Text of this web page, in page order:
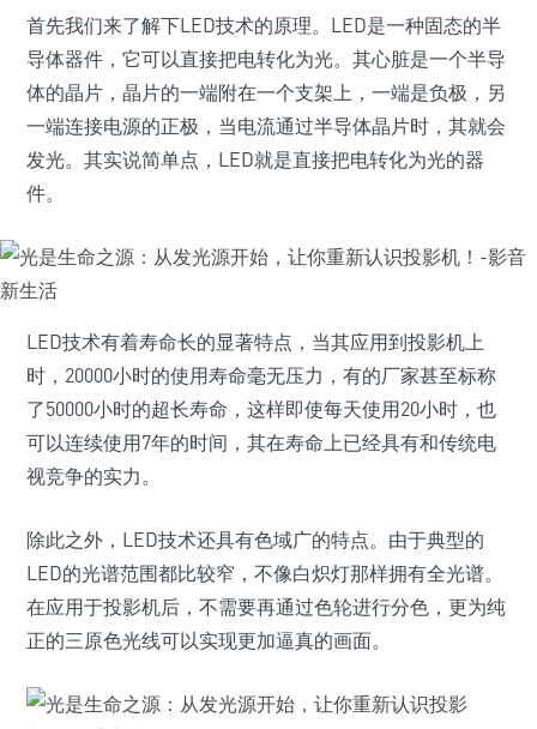
首先我们来了解下LED技术的原理。LED是一种固态的半
导体器件，它可以直接把电转化为光。其心脏是一个半导
体的晶片，晶片的一端附在一个支架上，一端是负极，另
一端连接电源的正极，当电流通过半导体晶片时，其就会
发光。其实说简单点，LED就是直接把电转化为光的器
件。
LED技术有着寿命长的显著特点，当其应用到投影机上
时，20000小时的使用寿命毫无压力，有的厂家甚至标称
了50000小时的超长寿命，这样即使每天使用20小时，也
可以连续使用7年的时间，其在寿命上已经具有和传统电
视竞争的实力。
除此之外，LED技术还具有色域广的特点。由于典型的
LED的光谱范围都比较窄，不像白炽灯那样拥有全光谱。
在应用于投影机后，不需要再通过色轮进行分色，更为纯
正的三原色光线可以实现更加逼真的画面。